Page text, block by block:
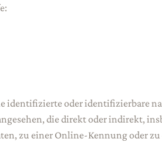
identifizierte oder identifizierbare
die direkt oder indirekt,
zu einer Online-Kennung oder